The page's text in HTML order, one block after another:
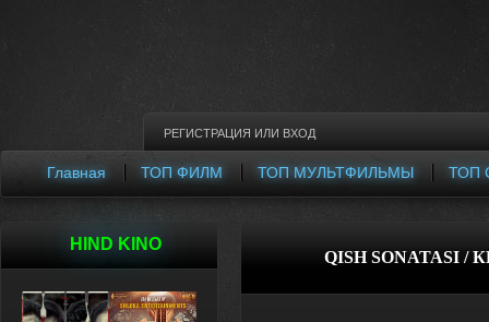
РЕГИСТРАЦИЯ ИЛИ ВХОД
ТОП
ТОП МУЛЬТФИЛЬМЫ
ТОП ФИЛМ
Главная
HIND KINO
QISH SONATASI /